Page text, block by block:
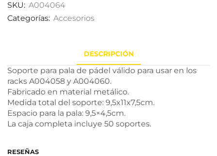
SKU: A004064
Categorías: Accesorios
DESCRIPCIÓN
Soporte para pala de pádel válido para usar en los
racks A004058 y A004060.
Fabricado en material metálico.
Medida total del soporte: 9,5x11x7,5cm.
Espacio para la pala: 9,5×4,5cm.
La caja completa incluye 50 soportes.
RESEÑAS